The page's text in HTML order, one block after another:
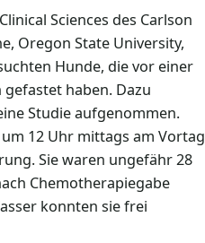
Sciences des Carlson
Oregon State University,
Hunde, die vor einer
haben. Dazu
Studie aufgenommen.
12 Uhr mittags am Vortag
Sie waren ungefähr 28
Chemotherapiegabe
konnten sie frei